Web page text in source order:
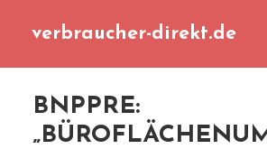
verbraucher-direkt.de
BNPPRE: